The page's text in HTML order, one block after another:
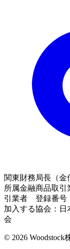
関東財務局長（金
所属金融商品取
引業者 登録番号
加入する協会：日
会
© 2026 Woodstock